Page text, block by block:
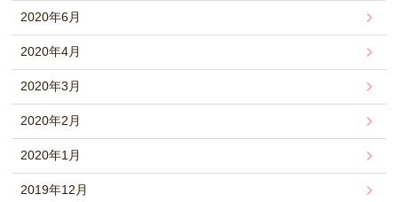
2020年6月
2020年4月
2020年3月
2020年2月
2020年1月
2019年12月